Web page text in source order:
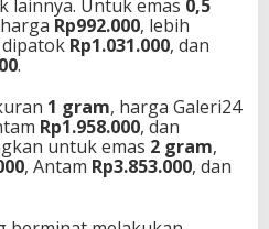
lainnya. Untuk emas 0,5
Rp992.000, lebih
dipatokRp1.031.000, dan
.
1 gram, harga Galeri24
Rp1.958.000, dan
untuk emas 2 gram,
, Antam Rp3.853.000, dan